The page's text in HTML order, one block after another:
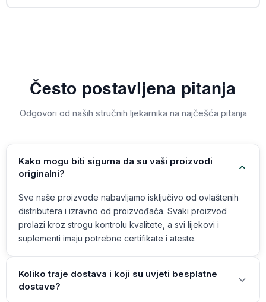
Često postavljena pitanja
Odgovori od naših stručnih ljekarnika na najčešća pitanja
Kako mogu biti sigurna da su vaši proizvodi
originalni?
Sve naše proizvode nabavljamo isključivo od ovlaštenih
distributera i izravno od proizvođača. Svaki proizvod
prolazi kroz strogu kontrolu kvalitete, a svi lijekovi i
suplementi imaju potrebne certifikate i ateste.
Koliko traje dostava i koji su uvjeti besplatne
dostave?